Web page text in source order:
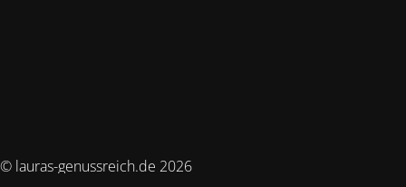
© lauras-genussreich.de 2026